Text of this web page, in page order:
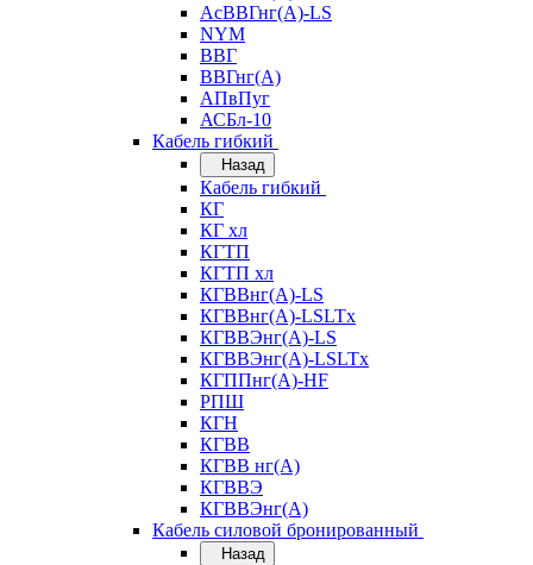
АсВВГнг(А)-LS
NYM
ВВГ
ВВГнг(А)
АПвПуг
АСБл-10
Кабель гибкий
Назад
Кабель гибкий
КГ
КГ хл
КГТП
КГТП хл
КГВВнг(А)-LS
КГВВнг(А)-LSLTx
КГВВЭнг(А)-LS
КГВВЭнг(А)-LSLTx
КГППнг(А)-HF
РПШ
КГН
КГВВ
КГВВ нг(А)
КГВВЭ
КГВВЭнг(А)
Кабель силовой бронированный
Назад